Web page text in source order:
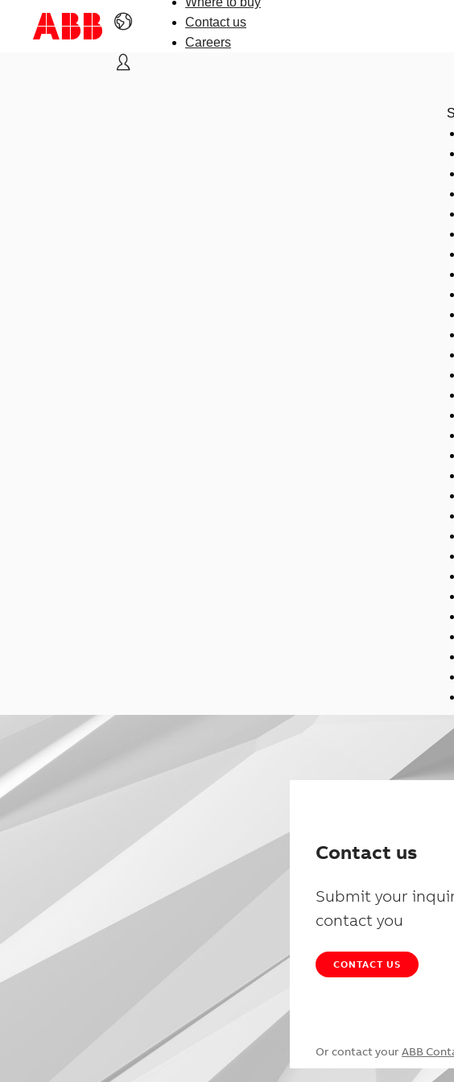
Contact us
Careers
Contact us
Submit your
contact you
CONTACT US
Or contact your ABB